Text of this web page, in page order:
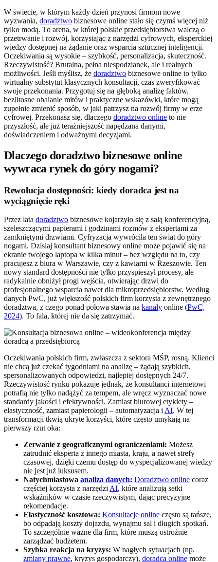
W świecie, w którym każdy dzień przynosi firmom nowe
wyzwania, doradztwo biznesowe online stało się czymś więcej niż
tylko modą. To arena, w której polskie przedsiębiorstwa walczą o
przetrwanie i rozwój, korzystając z narzędzi cyfrowych, eksperckiej
wiedzy dostępnej na żądanie oraz wsparcia sztucznej inteligencji.
Oczekiwania są wysokie – szybkość, personalizacja, skuteczność.
Rzeczywistość? Brutalna, pełna niespodzianek, ale i realnych
możliwości. Jeśli myślisz, że doradztwo biznesowe online to tylko
wirtualny substytut klasycznych konsultacji, czas zweryfikować
swoje przekonania. Przygotuj się na głęboką analizę faktów,
bezlitosne obalanie mitów i praktyczne wskazówki, które mogą
zupełnie zmienić sposób, w jaki patrzysz na rozwój firmy w erze
cyfrowej. Przekonasz się, dlaczego doradztwo online to nie
przyszłość, ale już teraźniejszość napędzana danymi,
doświadczeniem i odważnymi decyzjami.
Dlaczego doradztwo biznesowe online
wywraca rynek do góry nogami?
Rewolucja dostępności: kiedy doradca jest na
wyciągnięcie ręki
Przez lata doradztwo biznesowe kojarzyło się z salą konferencyjną,
szeleszczącymi papierami i godzinami rozmów z ekspertami za
zamkniętymi drzwiami. Cyfryzacja wywróciła ten świat do góry
nogami. Dzisiaj konsultant biznesowy online może pojawić się na
ekranie twojego laptopa w kilka minut – bez względu na to, czy
pracujesz z biura w Warszawie, czy z kawiarni w Rzeszowie. Ten
nowy standard dostępności nie tylko przyspieszył procesy, ale
radykalnie obniżył progi wejścia, otwierając drzwi do
profesjonalnego wsparcia nawet dla mikroprzedsiębiorstw. Według
danych PwC, już większość polskich firm korzysta z zewnętrznego
doradztwa, z czego ponad połowa stawia na kanały online (PwC,
2024). To fala, której nie da się zatrzymać.
Oczekiwania polskich firm, zwłaszcza z sektora MŚP, rosną. Klienci
nie chcą już czekać tygodniami na analizę – żądają szybkich,
spersonalizowanych odpowiedzi, najlepiej dostępnych 24/7.
Rzeczywistość rynku pokazuje jednak, że konsultanci internetowi
potrafią nie tylko nadążyć za tempem, ale wręcz wyznaczać nowe
standardy jakości i efektywności. Zamiast biurowej etykiety –
elastyczność, zamiast papierologii – automatyzacja i AI. W tej
transformacji tkwią ukryte korzyści, które często umykają na
pierwszy rzut oka:
Zerwanie z geograficznymi ograniczeniami: Możesz
zatrudnić eksperta z innego miasta, kraju, a nawet strefy
czasowej, dzięki czemu dostęp do wyspecjalizowanej wiedzy
nie jest już luksusem.
Natychmiastowa analiza danych: Doradztwo online coraz
częściej korzysta z narzędzi AI, które analizują setki
wskaźników w czasie rzeczywistym, dając precyzyjne
rekomendacje.
Elastyczność kosztowa: Konsultacje online często są tańsze,
bo odpadają koszty dojazdu, wynajmu sal i długich spotkań.
To szczególnie ważne dla firm, które muszą ostrożnie
zarządzać budżetem.
Szybka reakcja na kryzys: W nagłych sytuacjach (np.
zmiany prawne, kryzys gospodarczy), doradca online może